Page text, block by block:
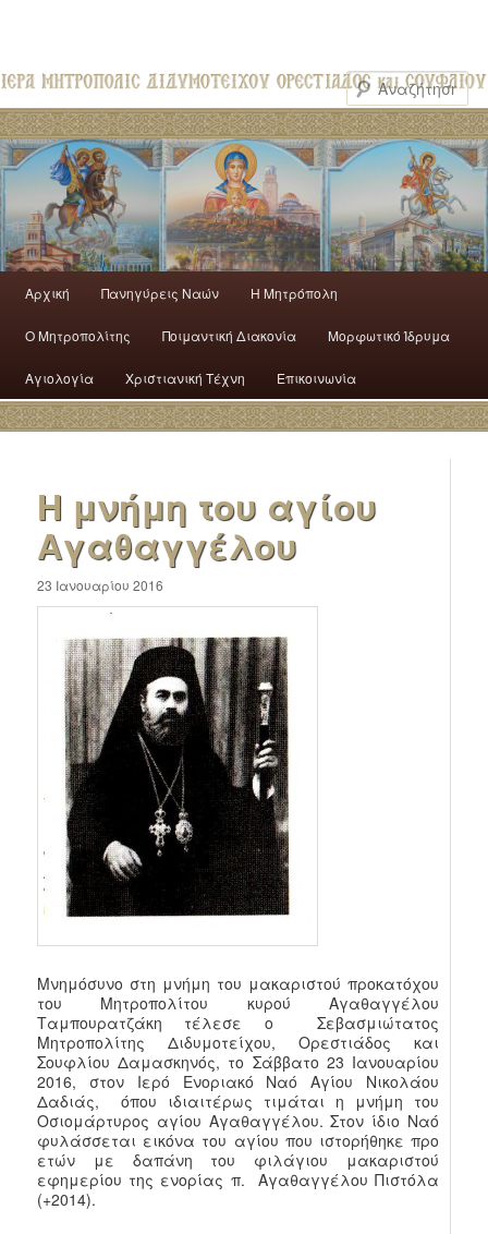
Αρχική Πανηγύρεις Ναών H Mητρόπολη
Ο Mητροπολίτης Ποιμαντική Διακονία Μορφωτικό Ίδρυμα
Αγιολογία Χριστιανική Τέχνη Επικοινωνία
Η μνήμη του αγίου
Αγαθαγγέλου
23 Ιανουαρίου 2016
Μνημόσυνο στη μνήμη του μακαριστού προκατόχου
του Μητροπολίτου κυρού Αγαθαγγέλου
Ταμπουρατζάκη τέλεσε ο Σεβασμιώτατος
Μητροπολίτης Διδυμοτείχου, Ορεστιάδος και
Σουφλίου Δαμασκηνός, το Σάββατο 23 Ιανουαρίου
2016, στον Ιερό Ενοριακό Ναό Αγίου Νικολάου
Δαδιάς, όπου ιδιαιτέρως τιμάται η μνήμη του
Οσιομάρτυρος αγίου Αγαθαγγέλου. Στον ίδιο Ναό
φυλάσσεται εικόνα του αγίου που ιστορήθηκε προ
ετών με δαπάνη του φιλάγιου μακαριστού
εφημερίου της ενορίας π. Αγαθαγγέλου Πιστόλα
(+2014).